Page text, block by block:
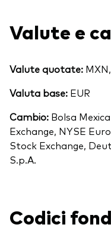
Valute e
Valute quotate:
Valuta base: EUR
Cambio: Bolsa
Exchange, NYSE
Stock Exchange,
S.p.A.
Codici